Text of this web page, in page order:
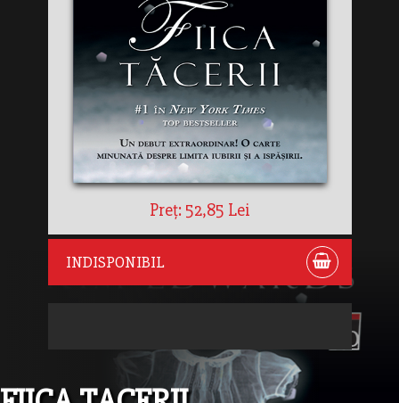
Preț: 52,85 Lei
INDISPONIBIL